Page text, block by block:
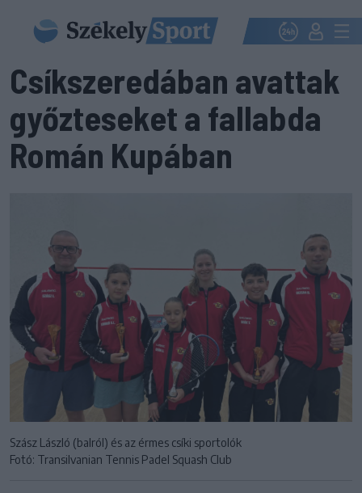
Csíkszeredában avattak
győzteseket a fallabda
Román Kupában
Szász László (balról) és az érmes csíki sportolók
Fotó: Transilvanian Tennis Padel Squash Club